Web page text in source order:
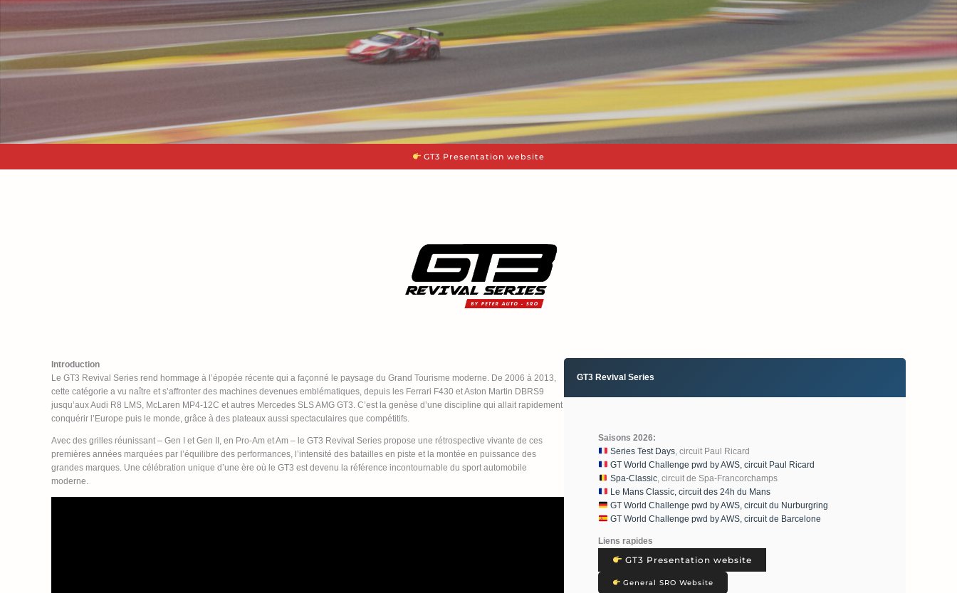
GT3 Presentation website
Introduction
Le GT3 Revival Series rend hommage à l’épopée récente qui a façonné le paysage du Grand Tourisme moderne. De 2006 à 2013,
cette catégorie a vu naître et s’affronter des machines devenues emblématiques, depuis les Ferrari F430 et Aston Martin DBRS9
jusqu’aux Audi R8 LMS, McLaren MP4-12C et autres Mercedes SLS AMG GT3. C’est la genèse d’une discipline qui allait rapidement
conquérir l’Europe puis le monde, grâce à des plateaux aussi spectaculaires que compétitifs.
Avec des grilles réunissant – Gen I et Gen II, en Pro-Am et Am – le GT3 Revival Series propose une rétrospective vivante de ces
premières années marquées par l’équilibre des performances, l’intensité des batailles en piste et la montée en puissance des
grandes marques. Une célébration unique d’une ère où le GT3 est devenu la référence incontournable du sport automobile
moderne.
GT3 Revival Series
Saisons 2026:
Series Test Days, circuit Paul Ricard
GT World Challenge pwd by AWS, circuit Paul Ricard
Spa-Classic, circuit de Spa-Francorchamps
Le Mans Classic, circuit des 24h du Mans
GT World Challenge pwd by AWS, circuit du Nurburgring
GT World Challenge pwd by AWS, circuit de Barcelone
Liens rapides
GT3 Presentation website
General SRO Website